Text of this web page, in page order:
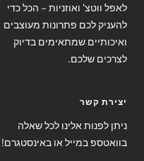
לאפל ווטצ' ואוזניות – הכל כדי
להעניק לכם פתרונות מעוצבים
ואיכותיים שמתאימים בדיוק
לצרכים שלכם.
יצירת קשר
ניתן לפנות אלינו לכל שאלה
בוואטספ במייל או באינסטגרם!